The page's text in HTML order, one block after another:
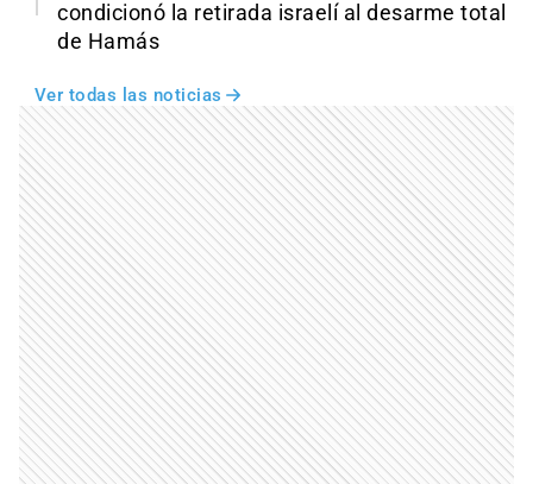
condicionó la retirada israelí al desarme total
de Hamás
Ver todas las noticias